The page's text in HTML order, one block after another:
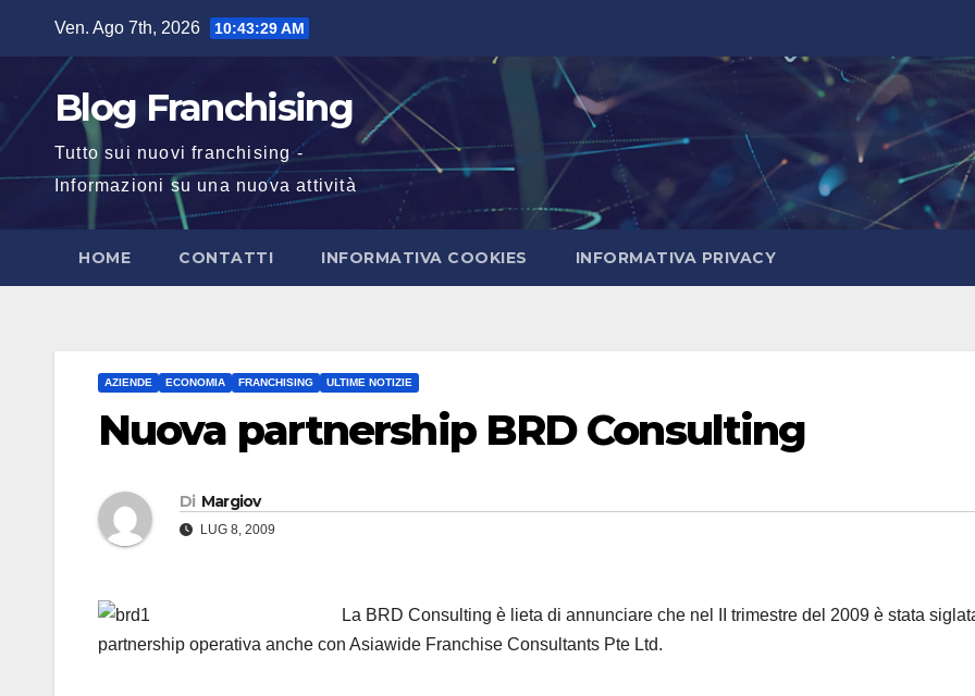
contenuto
Ven. Ago 7th, 2026 10:43:30 AM
Blog Franchising
Tutto sui nuovi franchising -
Informazioni su una nuova attività
HOME CONTATTI INFORMATIVA COOKIES INFORMATIVA PRIVACY
AZIENDE ECONOMIA FRANCHISING ULTIME NOTIZIE
Nuova partnership BRD Consulting
Di Margiov
LUG 8, 2009
La BRD Consulting è lieta di annunciare che nel II trimestre del 2009 è stata
partnership operativa anche con Asiawide Franchise Consultants Pte Ltd.